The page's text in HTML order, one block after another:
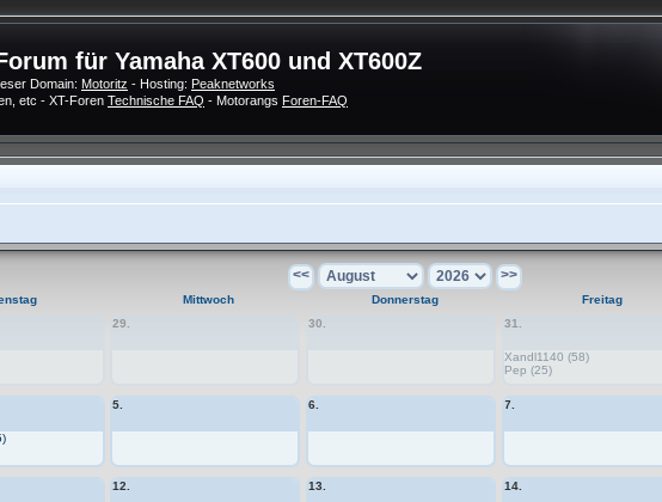
für Yamaha XT600 und XT600Z
Domain: Motoritz - Hosting: Peaknetworks
etc - XT-Foren Technische FAQ - Motorangs Foren-FAQ
<< >>
Mittwoch Donnerstag Freitag
29. 30. 31.
Xandl1140 (58)
Pep (25)
5. 6. 7.
12. 13. 14.